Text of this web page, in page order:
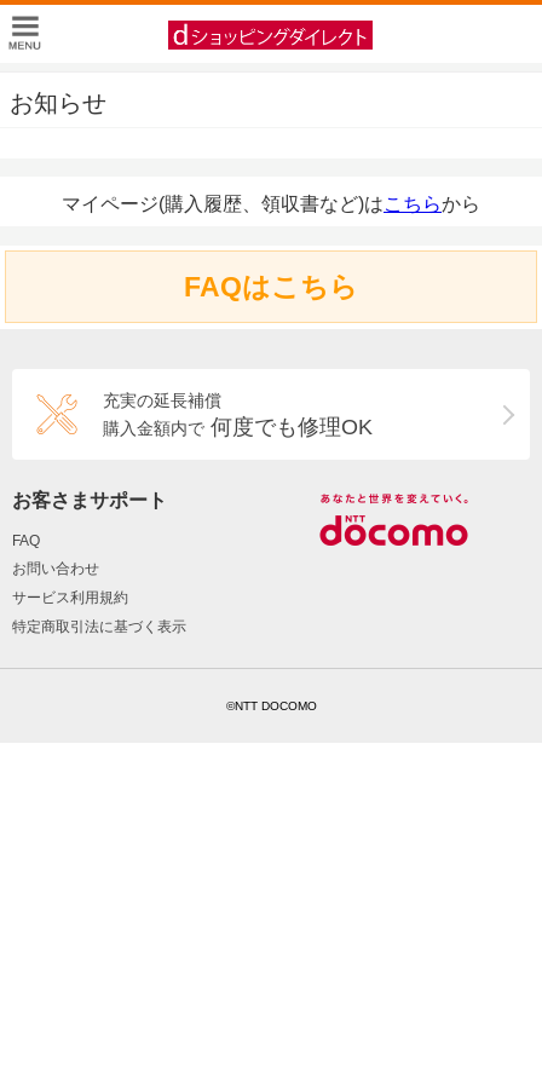
お知らせ
マイページ(購入履歴、領収書など)はこちらから
FAQはこちら
充実の延長補償
購入金額内で 何度でも修理OK
お客さまサポート
FAQ
お問い合わせ
サービス利用規約
特定商取引法に基づく表示
©NTT DOCOMO